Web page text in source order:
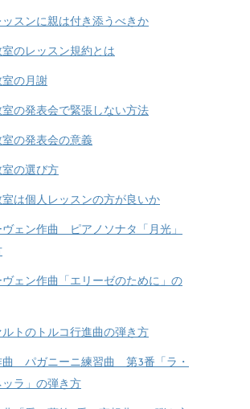
ッスンに親は付き添うべきか
室のレッスン規約とは
室の月謝
室の発表会で緊張しない方法
室の発表会の意義
室の選び方
室は個人レッスンの方が良いか
ヴェン作曲 ピアノソナタ「月光」
ェン作曲「エリーゼのために」の
ルトのトルコ行進曲の弾き方
曲 パガニーニ練習曲 第3番「ラ・
ッラ」の弾き方